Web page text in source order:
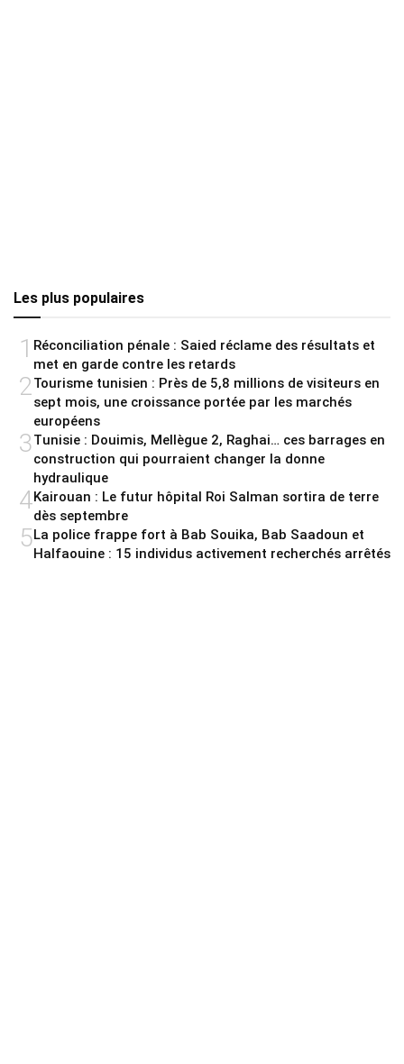
Les plus populaires
1 Réconciliation pénale : Saied réclame des résultats et
met en garde contre les retards
2 Tourisme tunisien : Près de 5,8 millions de visiteurs en
sept mois, une croissance portée par les marchés
européens
3Tunisie : Douimis, Mellègue 2, Raghai… ces barrages en
construction qui pourraient changer la donne
hydraulique
4Kairouan : Le futur hôpital Roi Salman sortira de terre
dès septembre
5La police frappe fort à Bab Souika, Bab Saadoun et
Halfaouine : 15 individus activement recherchés arrêtés